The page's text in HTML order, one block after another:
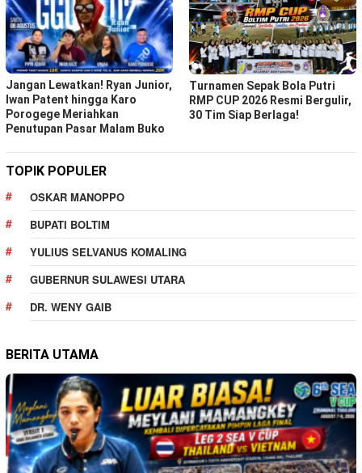
Jangan Lewatkan! Ryan Junior,
Iwan Patent hingga Karo
Porogege Meriahkan
Penutupan Pasar Malam Buko
Turnamen Sepak Bola Putri
RMP CUP 2026 Resmi Bergulir,
30 Tim Siap Berlaga!
TOPIK POPULER
OSKAR MANOPPO
BUPATI BOLTIM
YULIUS SELVANUS KOMALING
GUBERNUR SULAWESI UTARA
DR. WENY GAIB
BERITA UTAMA